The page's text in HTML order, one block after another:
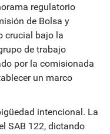
regulatorio
de Bolsa y
crucial bajo la
de trabajo
por la comisionada
un marco
intencional. La
SAB 122, dictando